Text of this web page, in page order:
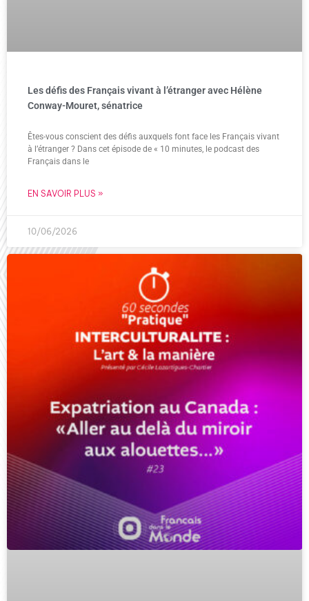
Les défis des Français vivant à l’étranger avec Hélène
Conway-Mouret, sénatrice
Êtes-vous conscient des défis auxquels font face les Français vivant
à l’étranger ? Dans cet épisode de « 10 minutes, le podcast des
Français dans le
EN SAVOIR PLUS »
10/06/2026